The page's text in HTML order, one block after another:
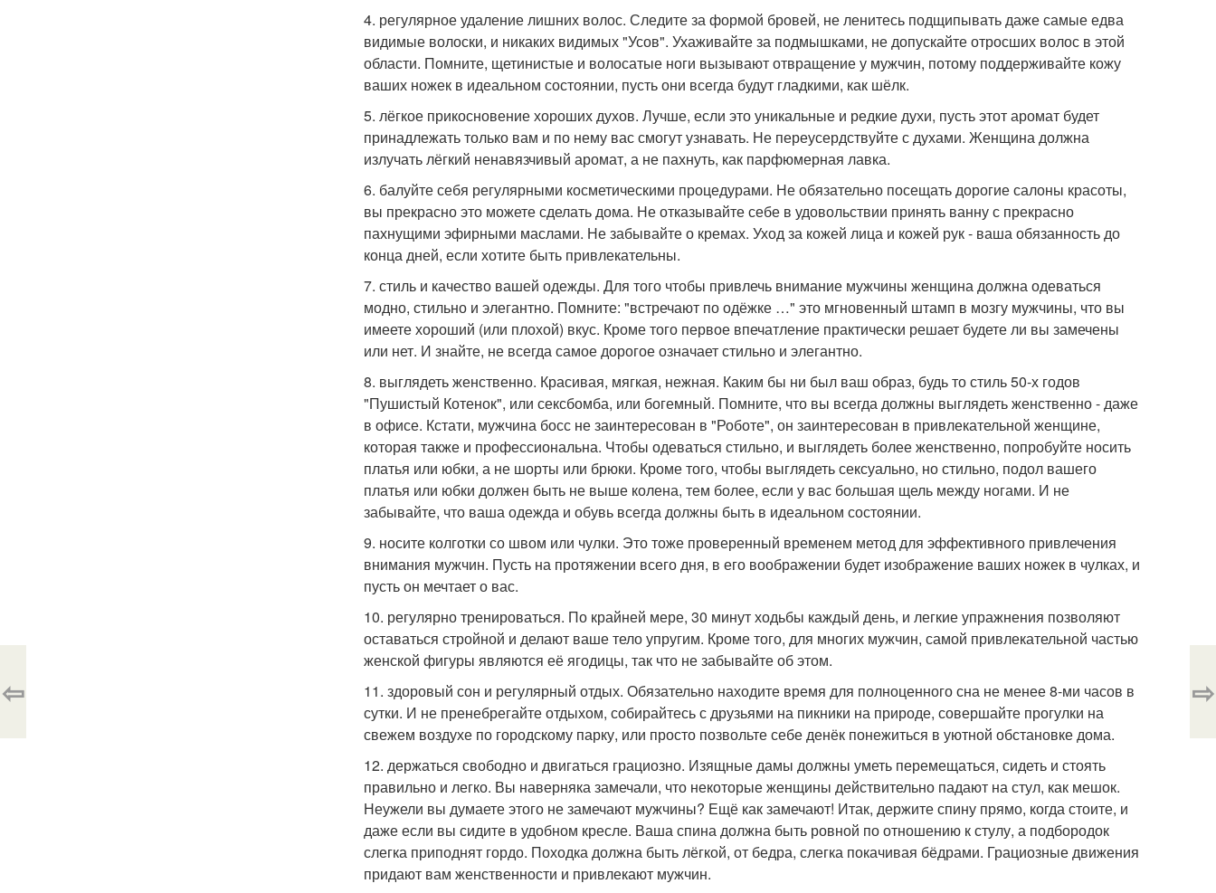
4. регулярное удаление лишних волос. Следите за формой бровей, не ленитесь подщипывать даже самые едва
видимые волоски, и никаких видимых "Усов". Ухаживайте за подмышками, не допускайте отросших волос в этой
области. Помните, щетинистые и волосатые ноги вызывают отвращение у мужчин, потому поддерживайте кожу
ваших ножек в идеальном состоянии, пусть они всегда будут гладкими, как шёлк.
5. лёгкое прикосновение хороших духов. Лучше, если это уникальные и редкие духи, пусть этот аромат будет
принадлежать только вам и по нему вас смогут узнавать. Не переусердствуйте с духами. Женщина должна
излучать лёгкий ненавязчивый аромат, а не пахнуть, как парфюмерная лавка.
6. балуйте себя регулярными косметическими процедурами. Не обязательно посещать дорогие салоны красоты,
вы прекрасно это можете сделать дома. Не отказывайте себе в удовольствии принять ванну с прекрасно
пахнущими эфирными маслами. Не забывайте о кремах. Уход за кожей лица и кожей рук - ваша обязанность до
конца дней, если хотите быть привлекательны.
7. стиль и качество вашей одежды. Для того чтобы привлечь внимание мужчины женщина должна одеваться
модно, стильно и элегантно. Помните: "встречают по одёжке …" это мгновенный штамп в мозгу мужчины, что вы
имеете хороший (или плохой) вкус. Кроме того первое впечатление практически решает будете ли вы замечены
или нет. И знайте, не всегда самое дорогое означает стильно и элегантно.
8. выглядеть женственно. Красивая, мягкая, нежная. Каким бы ни был ваш образ, будь то стиль 50-х годов
"Пушистый Котенок", или сексбомба, или богемный. Помните, что вы всегда должны выглядеть женственно - даже
в офисе. Кстати, мужчина босс не заинтересован в "Роботе", он заинтересован в привлекательной женщине,
которая также и профессиональна. Чтобы одеваться стильно, и выглядеть более женственно, попробуйте носить
платья или юбки, а не шорты или брюки. Кроме того, чтобы выглядеть сексуально, но стильно, подол вашего
платья или юбки должен быть не выше колена, тем более, если у вас большая щель между ногами. И не
забывайте, что ваша одежда и обувь всегда должны быть в идеальном состоянии.
9. носите колготки со швом или чулки. Это тоже проверенный временем метод для эффективного привлечения
внимания мужчин. Пусть на протяжении всего дня, в его воображении будет изображение ваших ножек в чулках, и
пусть он мечтает о вас.
10. регулярно тренироваться. По крайней мере, 30 минут ходьбы каждый день, и легкие упражнения позволяют
оставаться стройной и делают ваше тело упругим. Кроме того, для многих мужчин, самой привлекательной частью
женской фигуры являются её ягодицы, так что не забывайте об этом.
11. здоровый сон и регулярный отдых. Обязательно находите время для полноценного сна не менее 8-ми часов в
сутки. И не пренебрегайте отдыхом, собирайтесь с друзьями на пикники на природе, совершайте прогулки на
свежем воздухе по городскому парку, или просто позвольте себе денёк понежиться в уютной обстановке дома.
12. держаться свободно и двигаться грациозно. Изящные дамы должны уметь перемещаться, сидеть и стоять
правильно и легко. Вы наверняка замечали, что некоторые женщины действительно падают на стул, как мешок.
Неужели вы думаете этого не замечают мужчины? Ещё как замечают! Итак, держите спину прямо, когда стоите, и
даже если вы сидите в удобном кресле. Ваша спина должна быть ровной по отношению к стулу, а подбородок
слегка приподнят гордо. Походка должна быть лёгкой, от бедра, слегка покачивая бёдрами. Грациозные движения
придают вам женственности и привлекают мужчин.
⇦ ⇨